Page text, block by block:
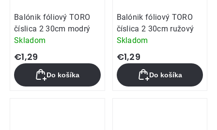
Balónik fóliový TORO
číslica 2 30cm modrý
Skladom
€1,29
Do košíka
Balónik fóliový TORO
číslica 2 30cm ružový
Skladom
€1,29
Do košíka